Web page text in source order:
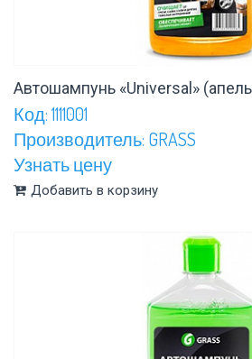
Автошампунь «Universal»
Код: 1111001
Производитель: GRASS
Узнать цену
Добавить в корзину